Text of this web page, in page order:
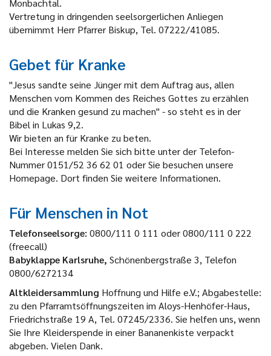
Monbachtal.
Vertretung in dringenden seelsorgerlichen Anliegen
übernimmt Herr Pfarrer Biskup, Tel. 07222/41085.
Gebet für Kranke
"Jesus sandte seine Jünger mit dem Auftrag aus, allen
Menschen vom Kommen des Reiches Gottes zu erzählen
und die Kranken gesund zu machen" - so steht es in der
Bibel in Lukas 9,2.
Wir bieten an für Kranke zu beten.
Bei Interesse melden Sie sich bitte unter der Telefon-
Nummer 0151/52 36 62 01 oder Sie besuchen unsere
Homepage. Dort finden Sie weitere Informationen.
Für Menschen in Not
Telefonseelsorge: 0800/111 0 111 oder 0800/111 0 222
(freecall)
Babyklappe Karlsruhe, Schönenbergstraße 3, Telefon
0800/6272134
Altkleidersammlung Hoffnung und Hilfe e.V.; Abgabestelle:
zu den Pfarramtsöffnungszeiten im Aloys-Henhöfer-Haus,
Friedrichstraße 19 A, Tel. 07245/2336. Sie helfen uns, wenn
Sie Ihre Kleiderspende in einer Bananenkiste verpackt
abgeben. Vielen Dank.